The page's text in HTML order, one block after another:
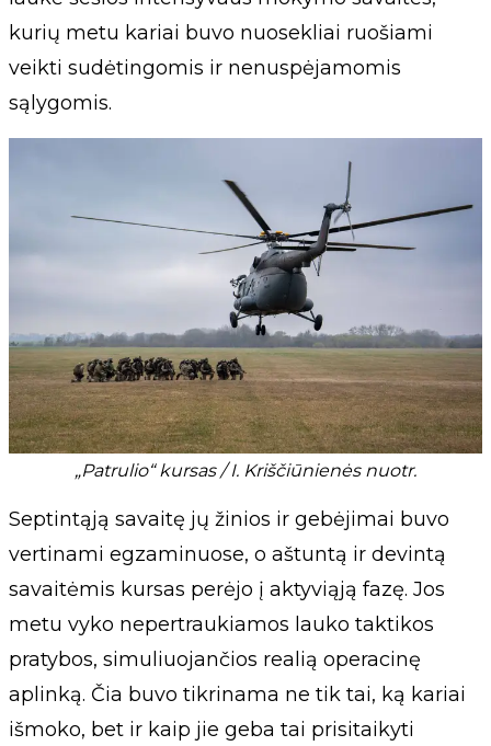
kurių metu kariai buvo nuosekliai ruošiami
veikti sudėtingomis ir nenuspėjamomis
sąlygomis.
„Patrulio“ kursas / I. Kriščiūnienės nuotr.
Septintąją savaitę jų žinios ir gebėjimai buvo
vertinami egzaminuose, o aštuntą ir devintą
savaitėmis kursas perėjo į aktyviąją fazę. Jos
metu vyko nepertraukiamos lauko taktikos
pratybos, simuliuojančios realią operacinę
aplinką. Čia buvo tikrinama ne tik tai, ką kariai
išmoko, bet ir kaip jie geba tai prisitaikyti